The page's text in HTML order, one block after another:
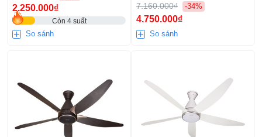
2.250.000₫
Còn 4 suất
So sánh
7.160.000₫
-34%
4.750.000₫
So sánh